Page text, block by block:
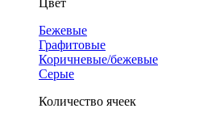
Цвет
Бежевые
Графитовые
Коричневые/бежевые
Серые
Количество ячеек